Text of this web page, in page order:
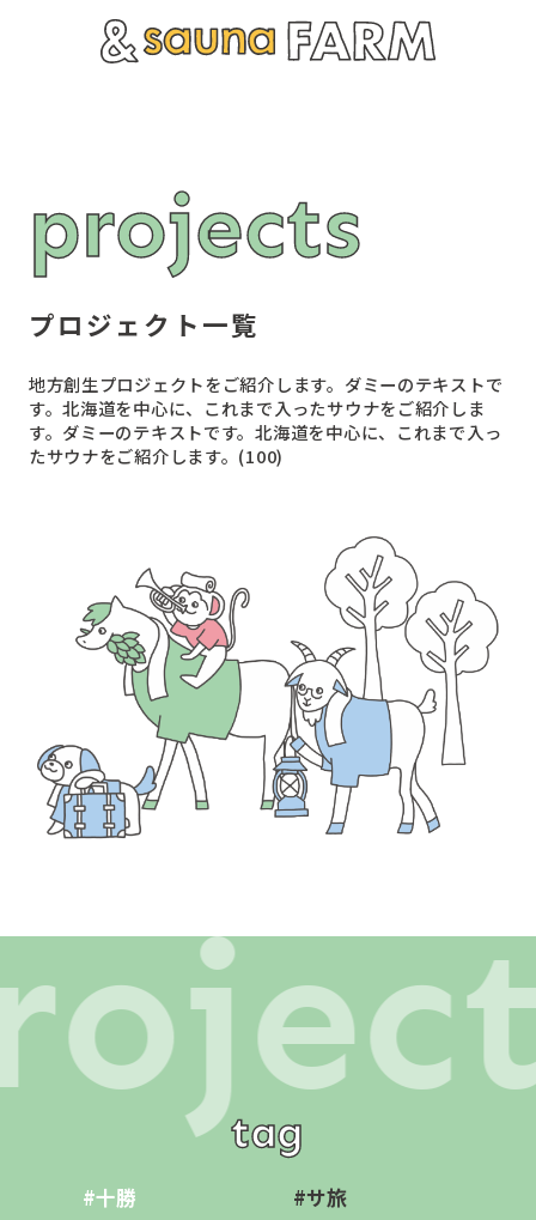
projects
プロジェクト一覧
地方創生プロジェクトをご紹介します。ダミーのテキストで
す。北海道を中心に、これまで入ったサウナをご紹介しま
す。ダミーのテキストです。北海道を中心に、これまで入っ
たサウナをご紹介します。(100)
tag
#十勝
#サ旅